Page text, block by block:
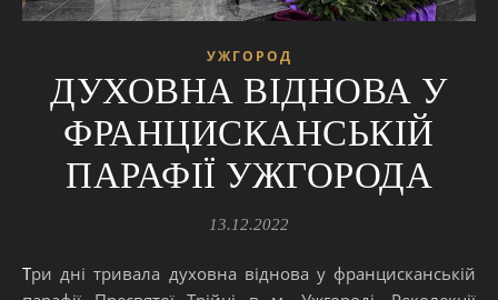
УЖГОРОД
ДУХОВНА ВІДНОВА У
ФРАНЦИСКАНСЬКІЙ
ПАРАФІЇ УЖГОРОДА
13.12.2022
Три дні тривала духовна віднова у францисканській